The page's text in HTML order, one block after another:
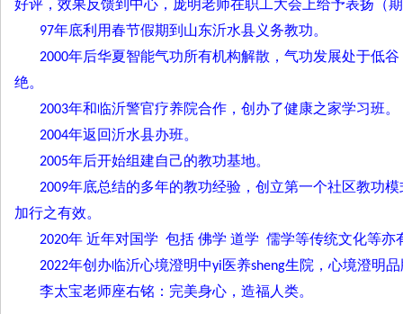
好评，效果反馈到中心，庞明老师在职工大会上给予表扬（
97年底利用春节假期到山东沂水县义务教功。
2000年后华夏智能气功所有机构解散，气功发展处于低
绝。
2003年和临沂警官疗养院合作，创办了健康之家学习班。
2004年返回沂水县办班。
2005年后开始组建自己的教功基地。
2009年底总结的多年的教功经验，创立第一个社区教功
加行之有效。
2020年 近年对国学 包括 佛学 道学 儒学等传统文化等亦
2022年创办临沂心境澄明中yi医养sheng生院，心境澄明
李太宝老师座右铭：完美身心，造福人类。